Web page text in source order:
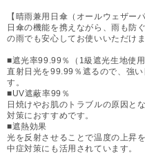
【晴雨兼用日傘（オールウェザー
日傘の機能を携えながら、雨も防
の雨でも安心してお使いいただけま
■遮光率99.99％（1級遮光生地使用
直射日光を99.99％遮るので、強
す。
■UV遮蔽率99％
日焼けやお肌のトラブルの原因と
対策におすすめです。
■遮熱効果
光を反射させることで温度の上昇
中症対策にも活用されています。